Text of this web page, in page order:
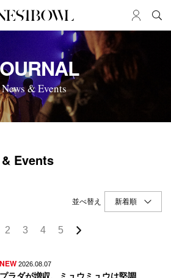
求人検索
新着求人
ブランド一覧
コラボ募集一覧
ログイン
会員登録
News & Events
Events
並べ替え
2 3 4 5
NEW 2026.08.07